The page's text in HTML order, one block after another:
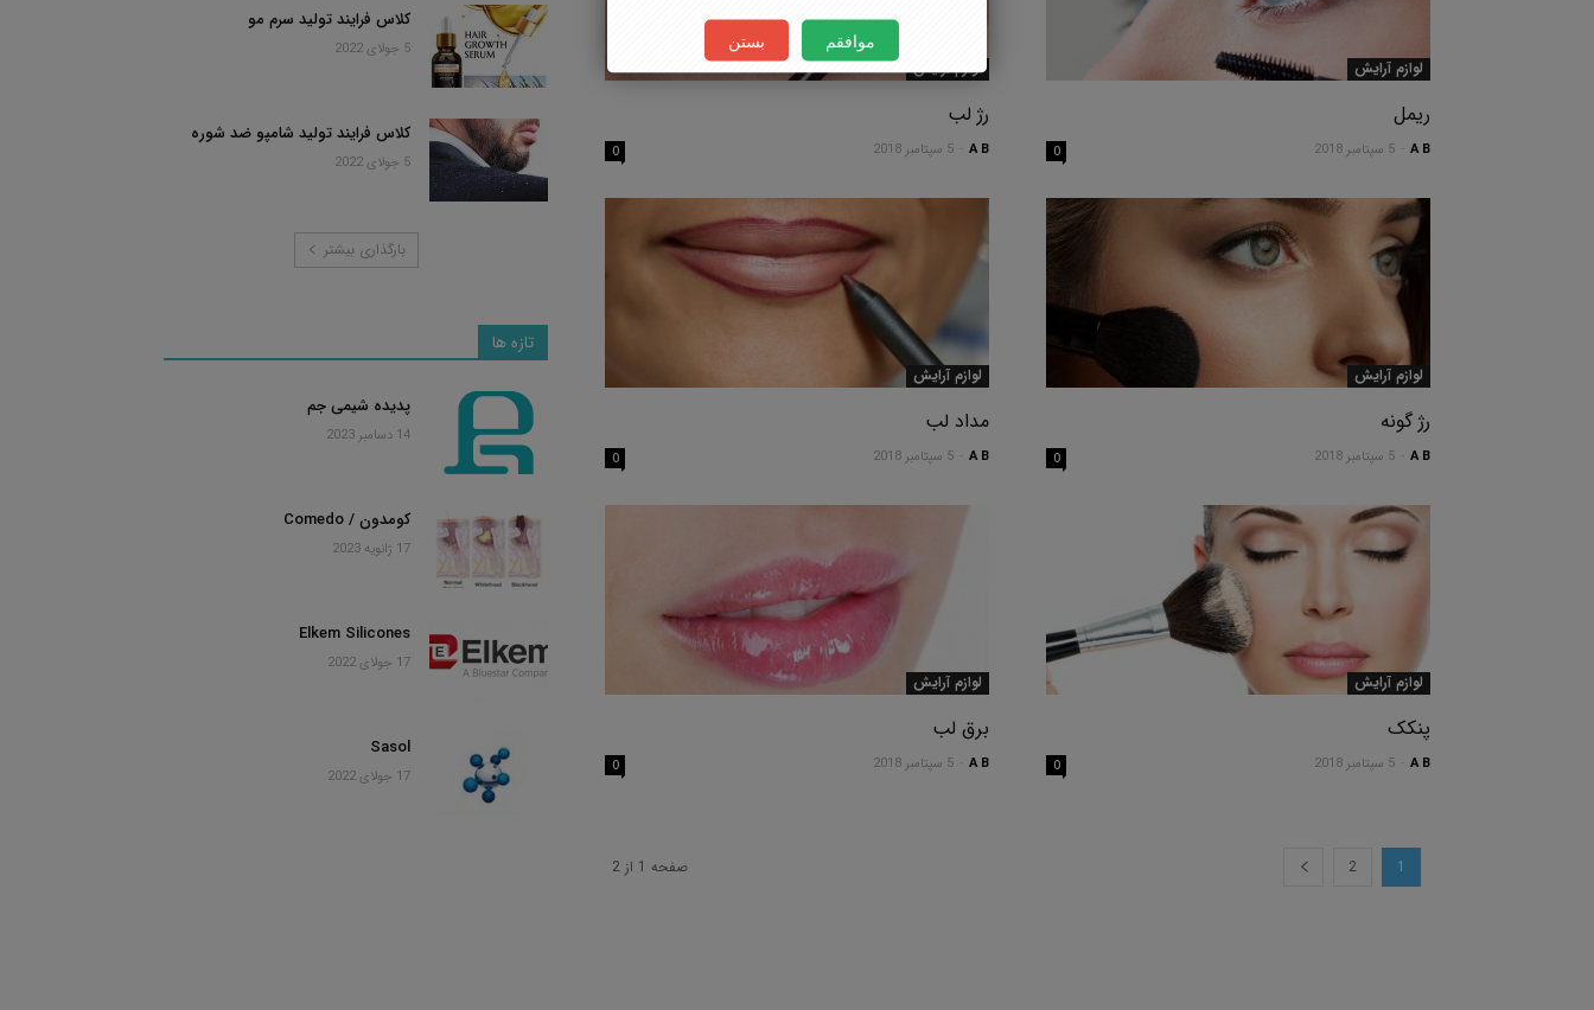
لوازم آرایش
ریمل
A B 5 سپتامبر 2018 0
لوازم آرایش
رژ لب
A B 5 سپتامبر 2018 0
لوازم آرایش
رژ گونه
A B 5 سپتامبر 2018 0
لوازم آرایش
مداد لب
A B 5 سپتامبر 2018 0
لوازم آرایش
پنکک
A B 5 سپتامبر 2018 0
لوازم آرایش
برق لب
A B 5 سپتامبر 2018 0
1
2 صفحه 1 از 2
کلاس فرایند تولید سرم مو
5 جولای 2022
کلاس فرایند تولید شامپو ضد شوره
5 جولای 2022
بارگذاری بیشتر
تازه ها
پدیده شیمی جم
14 دسامبر 2023
کومدون / Comedo
17 ژانویه 2023
Elkem Silicones
17 جولای 2022
Sasol
17 جولای 2022
موافقم بستن